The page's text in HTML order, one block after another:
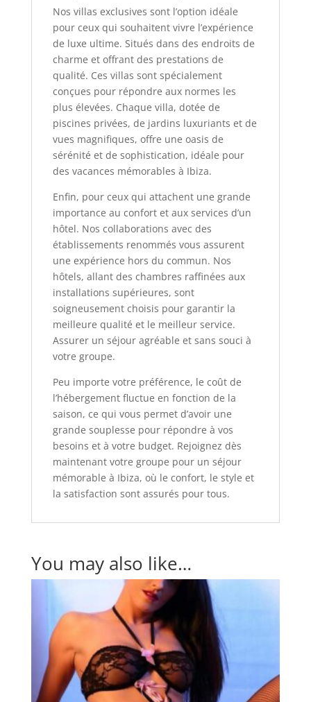
Nos villas exclusives sont l’option idéale
pour ceux qui souhaitent vivre l’expérience
de luxe ultime. Situés dans des endroits de
charme et offrant des prestations de
qualité. Ces villas sont spécialement
conçues pour répondre aux normes les
plus élevées. Chaque villa, dotée de
piscines privées, de jardins luxuriants et de
vues magnifiques, offre une oasis de
sérénité et de sophistication, idéale pour
des vacances mémorables à Ibiza.
Enfin, pour ceux qui attachent une grande
importance au confort et aux services d’un
hôtel. Nos collaborations avec des
établissements renommés vous assurent
une expérience hors du commun. Nos
hôtels, allant des chambres raffinées aux
installations supérieures, sont
soigneusement choisis pour garantir la
meilleure qualité et le meilleur service.
Assurer un séjour agréable et sans souci à
votre groupe.
Peu importe votre préférence, le coût de
l’hébergement fluctue en fonction de la
saison, ce qui vous permet d’avoir une
grande souplesse pour répondre à vos
besoins et à votre budget. Rejoignez dès
maintenant votre groupe pour un séjour
mémorable à Ibiza, où le confort, le style et
la satisfaction sont assurés pour tous.
You may also like…